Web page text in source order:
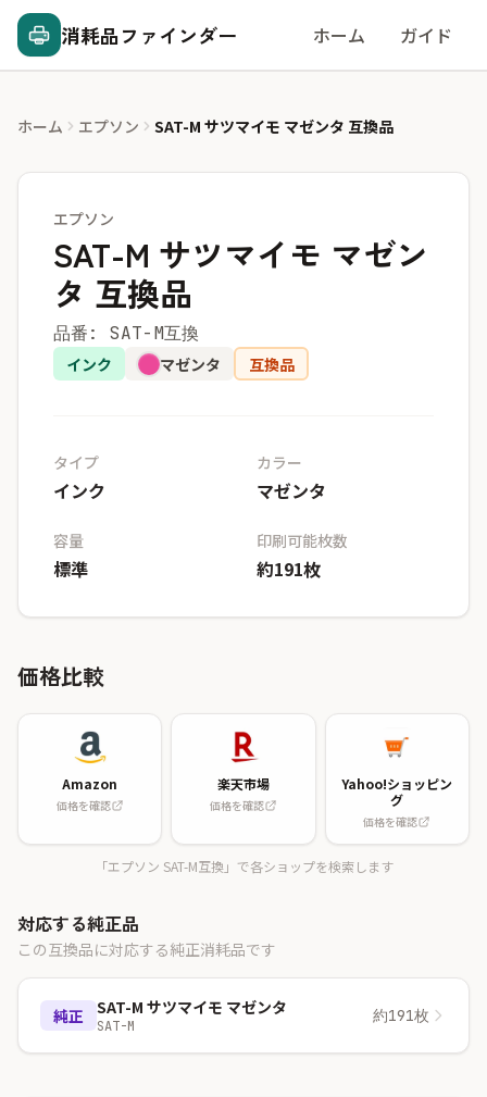
消耗品ファインダー ホーム ガイド
ホーム エプソン SAT-M サツマイモ マゼンタ 互換品
エプソン
SAT-M サツマイモ マゼン
タ 互換品
品番: SAT-M互換
インク マゼンタ 互換品
タイプ
インク
カラー
マゼンタ
容量
標準
印刷可能枚数
約191枚
価格比較
Amazon
価格を確認
楽天市場
価格を確認
Yahoo!ショッピン
グ
価格を確認
「エプソン SAT-M互換」で各ショップを検索します
対応する純正品
この互換品に対応する純正消耗品です
純正 SAT-M サツマイモ マゼンタ
SAT-M
約191枚